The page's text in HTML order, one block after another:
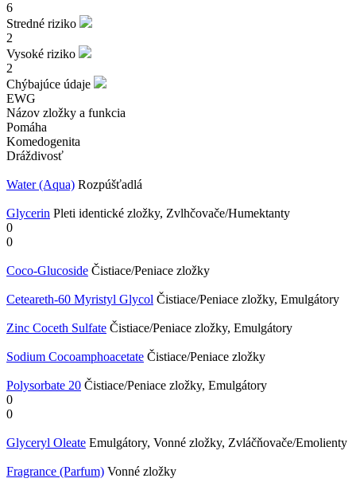
6
Stredné riziko
2
Vysoké riziko
2
Chýbajúce údaje
EWG
Názov zložky a funkcia
Pomáha
Komedogenita
Dráždivosť
Water (Aqua) Rozpúšťadlá
Glycerin Pleti identické zložky, Zvlhčovače/Humektanty
0
0
Coco-Glucoside Čistiace/Peniace zložky
Ceteareth-60 Myristyl Glycol Čistiace/Peniace zložky, Emulgátory
Zinc Coceth Sulfate Čistiace/Peniace zložky, Emulgátory
Sodium Cocoamphoacetate Čistiace/Peniace zložky
Polysorbate 20 Čistiace/Peniace zložky, Emulgátory
0
0
Glyceryl Oleate Emulgátory, Vonné zložky, Zvláčňovače/Emolienty
Fragrance (Parfum) Vonné zložky